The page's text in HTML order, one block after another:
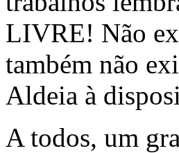
LIVRE! Não
também não
Aldeia à
A todos, um